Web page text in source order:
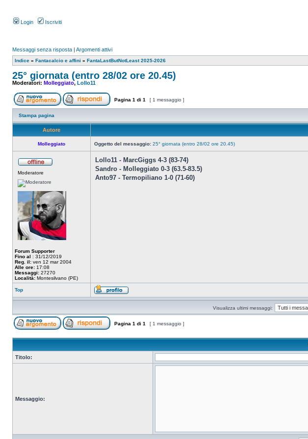
Login Iscriviti
Messaggi senza risposta | Argomenti attivi
Indice » Fantacalcio e affini » FantaLastButNotLeast 2025-2026
25° giornata (entro 28/02 ore 20.45)
Moderatori: Molleggiato, Lollo11
Pagina 1 di 1 [ 1 messaggio ]
Stampa pagina
Autore
Molleggiato Oggetto del messaggio: 25° giornata (entro 28/02 ore 20.45)
Moderatore
Forum Supporter
Fino al : 31/12/2019
Reg. il: ven 12 mar 2004
Alle ore: 17:08
Messaggi: 27270
Località: Montesilvano (PE)
Lollo11 - MarcGiggs 4-3 (83-74)
Sandro - Molleggiato 0-3 (63.5-83.5)
Anto97 - Termopiliano 1-0 (71-60)
Top
Visualizza ultimi messaggi:
Pagina 1 di 1 [ 1 messaggio ]
Titolo:
Messaggio: